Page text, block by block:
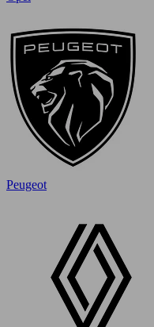
Peugeot